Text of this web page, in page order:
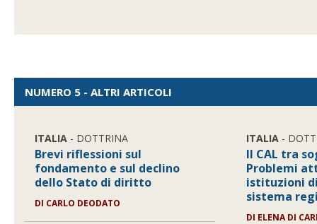
NUMERO 5 - ALTRI ARTICOLI
ITALIA - DOTTRINA
Brevi riflessioni sul
fondamento e sul declino
dello Stato di diritto
DI CARLO DEODATO
ITALIA -
Il CAL tra
Problemi
istituzioni
sistema
DI ELENA DI